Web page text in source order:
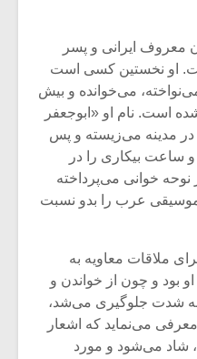
معروف ایرانی و پسر
او نخستین کسی است
می‌خوانده و بیش
است. نام او «ابوجعفر
در مدینه می‌زیسته و پس
و ساعت بیکاری را در
نوحه خوانی می‌پرداخته
عرب را بدو نسبت
ملاقات معاویه به
بود و چون از خواندن و
به شدت جلوگیری می‌شد،
می‌نماید که اشعار
شاد می‌شود و مورد